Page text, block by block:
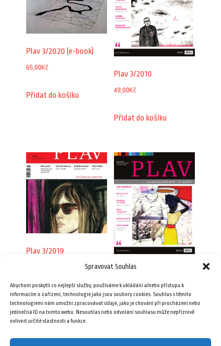
Spravovat Souhlas
Abychom poskytli co nejlepší služby, používáme k ukládání a/nebo přístupu k
informacím o zařízení, technologie jako jsou soubory cookies. Souhlas s těmito
technologiemi nám umožní zpracovávat údaje, jako je chování při procházení nebo
jedinečná ID na tomto webu. Nesouhlas nebo odvolání souhlasu může nepříznivě
ovlivnit určité vlastnosti a funkce.
Plav 3/2020 (e-book)
65,00Kč
Přidat do košíku
Plav 3/2010
49,00Kč
Přidat do košíku
Plav 3/2019
Přidat do košíku
69,00Kč
Přidat do košíku